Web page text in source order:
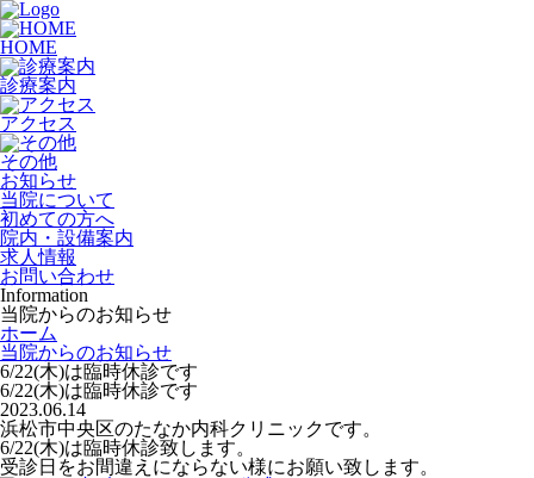
HOME
診療案内
アクセス
その他
お知らせ
当院について
初めての方へ
院内・設備案内
求人情報
お問い合わせ
Information
当院からのお知らせ
ホーム
当院からのお知らせ
6/22(木)は臨時休診です
6/22(木)は臨時休診です
2023.06.14
浜松市中央区のたなか内科クリニックです。
6/22(木)は臨時休診致します。
受診日をお間違えにならない様にお願い致します。